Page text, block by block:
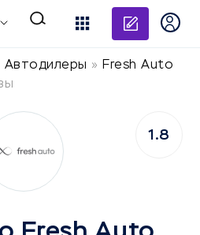
Автодилеры » Fresh Auto
1.8